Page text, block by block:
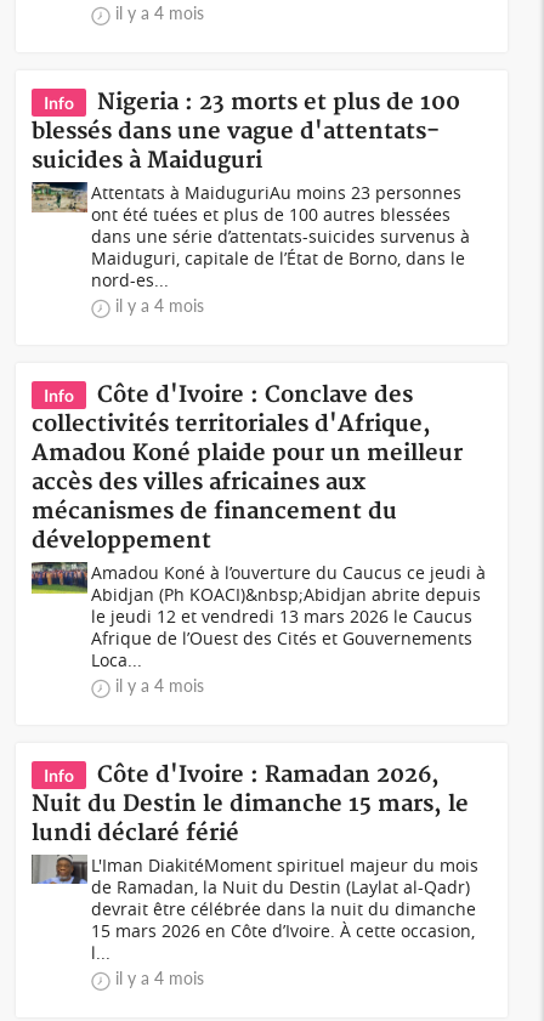
il y a 4 mois
Info
Nigeria : 23 morts et plus de 100
blessés dans une vague d'attentats-
suicides à Maiduguri
Attentats à MaiduguriAu moins 23 personnes
ont été tuées et plus de 100 autres blessées
dans une série d’attentats-suicides survenus à
Maiduguri, capitale de l’État de Borno, dans le
nord-es...
il y a 4 mois
Info
Côte d'Ivoire : Conclave des
collectivités territoriales d'Afrique,
Amadou Koné plaide pour un meilleur
accès des villes africaines aux
mécanismes de financement du
développement
Amadou Koné à l’ouverture du Caucus ce jeudi à
Abidjan (Ph KOACI)&nbsp;Abidjan abrite depuis
le jeudi 12 et vendredi 13 mars 2026 le Caucus
Afrique de l’Ouest des Cités et Gouvernements
Loca...
il y a 4 mois
Info
Côte d'Ivoire : Ramadan 2026,
Nuit du Destin le dimanche 15 mars, le
lundi déclaré férié
L'Iman DiakitéMoment spirituel majeur du mois
de Ramadan, la Nuit du Destin (Laylat al-Qadr)
devrait être célébrée dans la nuit du dimanche
15 mars 2026 en Côte d’Ivoire. À cette occasion,
l...
il y a 4 mois